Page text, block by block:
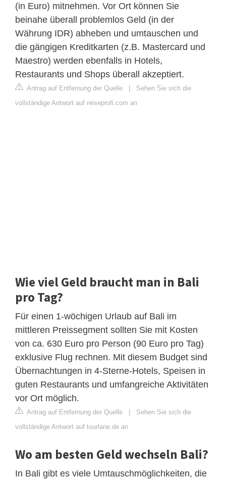
(in Euro) mitnehmen. Vor Ort können Sie
beinahe überall problemlos Geld (in der
Währung IDR) abheben und umtauschen und
die gängigen Kreditkarten (z.B. Mastercard und
Maestro) werden ebenfalls in Hotels,
Restaurants und Shops überall akzeptiert.
Antrag auf Entfernung der Quelle | Sehen Sie sich die
vollständige Antwort auf reiseprofi.com an
Wie viel Geld braucht man in Bali
pro Tag?
Für einen 1-wöchigen Urlaub auf Bali im
mittleren Preissegment sollten Sie mit Kosten
von ca. 630 Euro pro Person (90 Euro pro Tag)
exklusive Flug rechnen. Mit diesem Budget sind
Übernachtungen in 4-Sterne-Hotels, Speisen in
guten Restaurants und umfangreiche Aktivitäten
vor Ort möglich.
Antrag auf Entfernung der Quelle | Sehen Sie sich die
vollständige Antwort auf tourlane.de an
Wo am besten Geld wechseln Bali?
In Bali gibt es viele Umtauschmöglichkeiten, die